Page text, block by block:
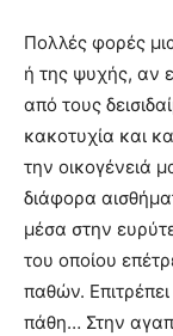
Πολλές φορές
ή της ψυχής, αν
από τους
κακοτυχία και
την οικογένειά
διάφορα
μέσα στην
του οποίου
παθών.
πάθη… Στην